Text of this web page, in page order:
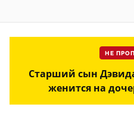
НЕ
Старший сын
женится на